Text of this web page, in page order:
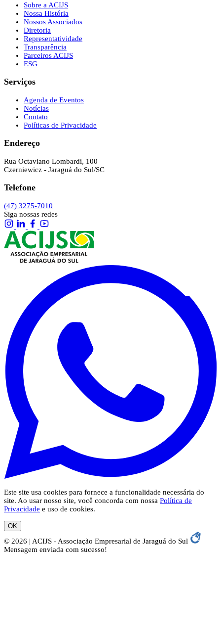
Sobre a ACIJS
Nossa História
Nossos Associados
Diretoria
Representatividade
Transparência
Parceiros ACIJS
ESG
Serviços
Agenda de Eventos
Notícias
Contato
Políticas de Privacidade
Endereço
Rua Octaviano Lombardi, 100
Czerniewicz - Jaraguá do Sul/SC
Telefone
(47) 3275-7010
Siga nossas redes
Este site usa cookies para fornece a funcionalidade necessária do
site. Ao usar nosso site, você concorda com nossa Política de
Privacidade e uso de cookies.
OK
© 2026 | ACIJS - Associação Empresarial de Jaraguá do Sul
Mensagem enviada com sucesso!